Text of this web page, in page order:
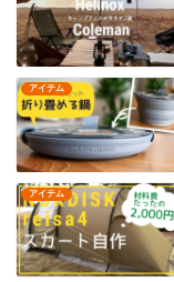
アイテム
アイテム